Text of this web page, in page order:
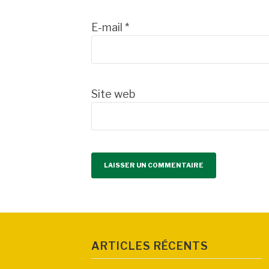
E-mail *
Site web
ARTICLES RÉCENTS